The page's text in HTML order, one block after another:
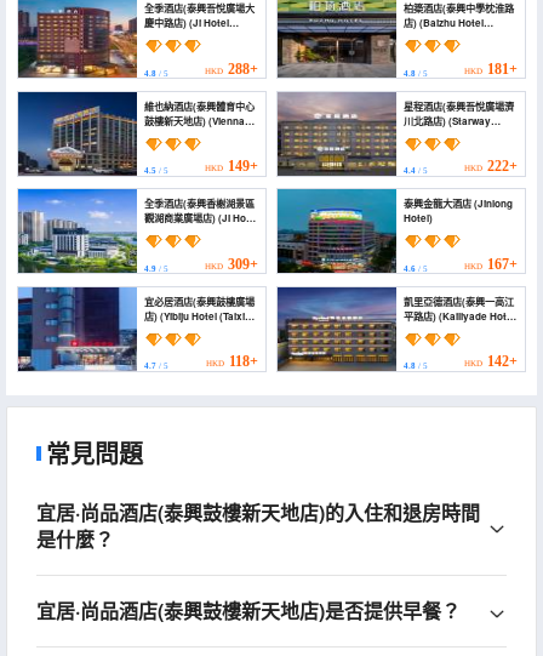
全季酒店(泰興吾悅廣場大
慶中路店) (Ji Hotel
(Taixing Wuyue Plaza
Middle Daqing Road))
4.8 / 5 HKD 288+
柏築酒店(泰興中學枕淮路
店) (Baizhu Hotel
(Taixing Middle School
Branch on Zhenhuai
4.8/ 5 HKD 181+
維也納酒店(泰興體育中心
鼓樓新天地店) (Vienna
Hotel (Taixing Gulou
Xintiandi Sports
Center))
4.5 / 5 HKD 149+
星程酒店(泰興吾悅廣場濟
川北路店) (Starway
Hotel (Taixing Wuyue
Plaza Jichuan North
Road))
4.4/ 5 HKD 222+
全季酒店(泰興香榭湖景區
觀湖商業廣場店) (JI Hotel
(Taixing Xiangxie Lake
Scenic Area Guanhu
Commercial Plaza))
4.9 / 5 HKD 309+
泰興金龍大酒店 (Jinlong
Hotel)
4.6/ 5 HKD 167+
宜必居酒店(泰興鼓樓廣場
店) (Yibiju Hotel (Taixing
Gulou Square))
4.7 / 5 HKD 118+
凱里亞德酒店(泰興一高江
平路店) (Kailiyade Hotel
(Taixing Yigaojiangping
Road Branch))
4.8/ 5 HKD 142+
常見問題
宜居·尚品酒店(泰興鼓樓新天地店)的入住和退房時間
是什麼？
宜居·尚品酒店(泰興鼓樓新天地店)是否提供早餐？